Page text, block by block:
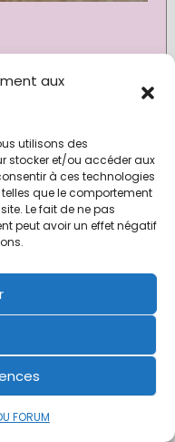
aux
utilisons des
stocker et/ou accéder aux
à ces technologies
que le comportement
Le fait de ne pas
peut avoir un effet négatif
FORUM